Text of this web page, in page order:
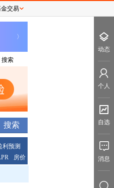
搜索
利预测
房价
交易
动态
个人
自选
消息